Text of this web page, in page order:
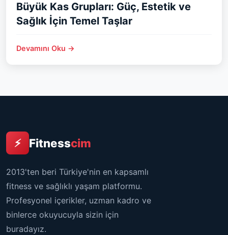
Büyük Kas Grupları: Güç, Estetik ve
Sağlık İçin Temel Taşlar
Devamını Oku →
⚡ Fitnesscim
2013'ten beri Türkiye'nin en kapsamlı
fitness ve sağlıklı yaşam platformu.
Profesyonel içerikler, uzman kadro ve
binlerce okuyucuyla sizin için
buradayız.